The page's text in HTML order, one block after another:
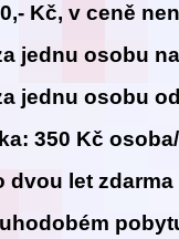
Kč, v ceně
jednu osobu
jednu osobu
350 Kč
dvou let